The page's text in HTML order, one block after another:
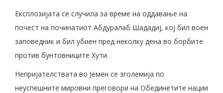
Експлозијата се случила за време на оддавање на
почест на починатиот Абдуралаб Шададиј, кој бил воен
заповедник и бил убиен пред неколку дена во борбите
против бунтовниците Хути.
Непријателствата во Јемен се зголемија по
неуспешните мировни преговори на Обединетите нации